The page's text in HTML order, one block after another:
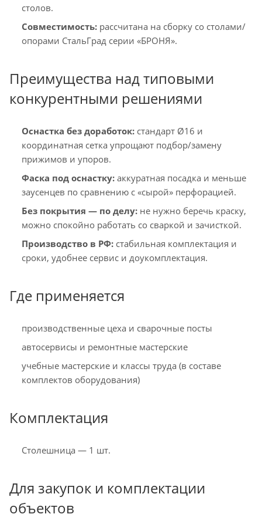
столов.
Совместимость: рассчитана на сборку со столами/
опорами СтальГрад серии «БРОНЯ».
Преимущества над типовыми
конкурентными решениями
Оснастка без доработок: стандарт Ø16 и
координатная сетка упрощают подбор/замену
прижимов и упоров.
Фаска под оснастку: аккуратная посадка и меньше
заусенцев по сравнению с «сырой» перфорацией.
Без покрытия — по делу: не нужно беречь краску,
можно спокойно работать со сваркой и зачисткой.
Производство в РФ: стабильная комплектация и
сроки, удобнее сервис и доукомплектация.
Где применяется
производственные цеха и сварочные посты
автосервисы и ремонтные мастерские
учебные мастерские и классы труда (в составе
комплектов оборудования)
Комплектация
Столешница — 1 шт.
Для закупок и комплектации
объектов